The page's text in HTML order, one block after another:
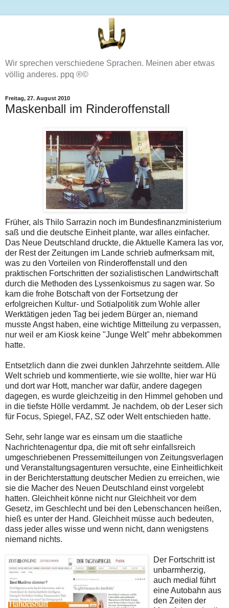
Wir sprechen verschiedene Sprachen. Meinen aber etwas
völlig anderes. ppq ®©
Freitag, 27. August 2010
Maskenball im Rinderoffenstall
Früher, als Thilo Sarrazin noch im Bundesfinanzministerium
saß und die deutsche Einheit plante, war alles einfacher.
Das Neue Deutschland druckte, die Aktuelle Kamera las vor,
der Rest der Zeitungen im Lande schrieb aufmerksam mit,
was zu den Vorteilen von Rinderoffenstall und den
praktischen Fortschritten der sozialistischen Landwirtschaft
durch die Methoden des Lyssenkoismus zu sagen war. So
kam die frohe Botschaft von der Fortsetzung der
erfolgreichen Kultur- und Sotialpolitik zum Wohle aller
Werktätigen jeden Tag bei jedem Bürger an, niemand
musste Angst haben, eine wichtige Mitteilung zu verpassen,
nur weil er am Kiosk keine "Junge Welt" mehr abbekommen
hatte.
Entsetzlich dann die zwei dunklen Jahrzehnte seitdem. Alle
Welt schrieb und kommentierte, wie sie wollte, hier war Hü
und dort war Hott, mancher war dafür, andere dagegen
dagegen, es wurde gleichzeitig in den Himmel gehoben und
in die tiefste Hölle verdammt. Je nachdem, ob der Leser sich
für Focus, Spiegel, FAZ, SZ oder Welt entschieden hatte.
Sehr, sehr lange war es einsam um die staatliche
Nachrichtenagentur dpa, die mit oft sehr einfallsreich
umgeschriebenen Pressemitteilungen von Zeitungsverlagen
und Veranstaltungsagenturen versuchte, eine Einheitlichkeit
in der Berichterstattung deutscher Medien zu erreichen, wie
sie die Macher des Neuen Deutschland einst vorgelebt
hatten. Gleichheit könne nicht nur Gleichheit vor dem
Gesetz, im Geschlecht und bei den Lebenschancen heißen,
hieß es unter der Hand. Gleichheit müsse auch bedeuten,
dass jeder alles wisse und wenn nicht, dann wenigstens
niemand nichts.
Der Fortschritt ist
unbarmherzig,
auch medial führt
eine Autobahn aus
den Zeiten der